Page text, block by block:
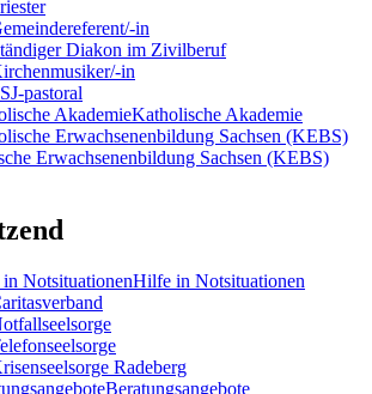
in
Diakon im Zivilberuf
in
pastoral
Katholische Akademie
Erwachsenenbildung Sachsen (KEBS)
Hilfe in Notsituationen
Radeberg
Beratungsangebote